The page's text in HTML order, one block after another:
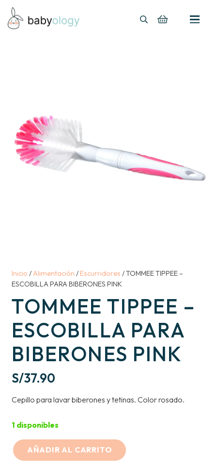
Inicio /Alimentación / Escurridores / TOMMEE TIPPEE –
ESCOBILLA PARA BIBERONES PINK
TOMMEE TIPPEE –
ESCOBILLA PARA
BIBERONES PINK
S/37.90
Cepillo para lavar biberones y tetinas. Color rosado.
1 disponibles
TOMMEE
AÑADIR AL CARRITO